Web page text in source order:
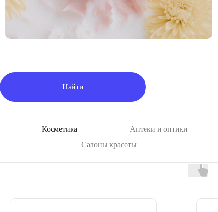
Найти
Косметика
Аптеки и оптики
Салоны красоты